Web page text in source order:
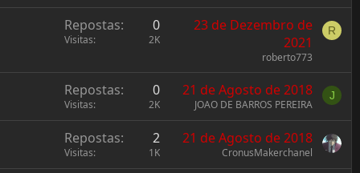
c x
Repostas 0
Visitas 2K
23 de Dezembro de
2021
roberto773
R
Repostas 0
Visitas 2K
21 de Agosto de 2018
JOAO DE BARROS PEREIRA
J
Repostas 2
Visitas 1K
21 de Agosto de 2018
CronusMakerchanel